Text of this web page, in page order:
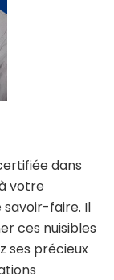
dans
votre
savoir-faire. Il
ces nuisibles
ses précieux